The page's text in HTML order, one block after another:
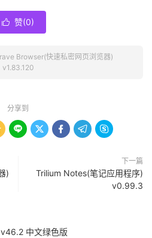
 赞(0)
Browser(快速私密网页浏览器)
v1.83.120
分享到
    
)
下一篇
Trilium Notes(笔记应用程序)
v0.99.3
中文绿色版